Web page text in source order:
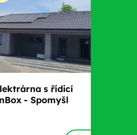
s řídicí
- Spomyšl